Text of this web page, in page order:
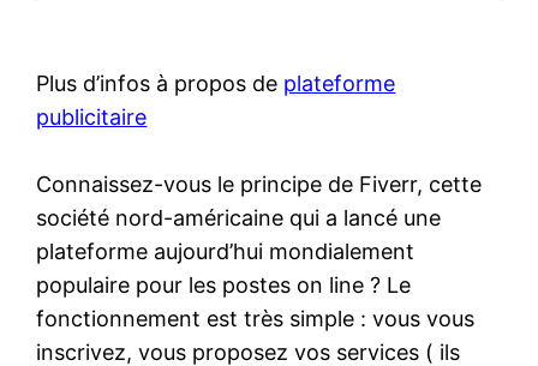
Plus d’infos à propos de plateforme
publicitaire
Connaissez-vous le principe de Fiverr, cette
société nord-américaine qui a lancé une
plateforme aujourd’hui mondialement
populaire pour les postes on line ? Le
fonctionnement est très simple : vous vous
inscrivez, vous proposez vos services ( ils